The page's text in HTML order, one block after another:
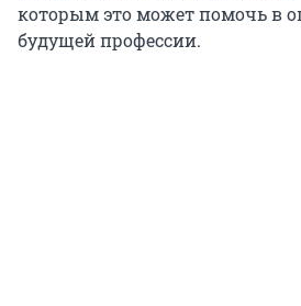
которым это может помочь в
будущей профессии.